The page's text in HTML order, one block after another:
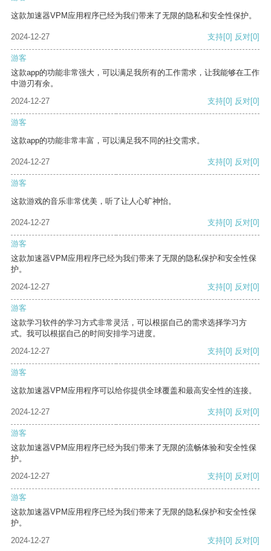
这款加速器VPM应用程序已经为我们带来了无限的隐私和安全性保护。
2024-12-27 支持[0] 反对[0]
游客
这款app的功能非常强大，可以满足我所有的工作需求，让我能够在工作
中游刃有余。
2024-12-27
支持[0] 反对[0]
游客
这款app的功能非常丰富，可以满足我不同的社交需求。
2024-12-27 支持[0] 反对[0]
游客
这款游戏的音乐非常优美，听了让人心旷神怡。
2024-12-27 支持[0] 反对[0]
游客
这款加速器VPM应用程序已经为我们带来了无限的隐私保护和安全性保
护。
2024-12-27
支持[0] 反对[0]
游客
这款学习软件的学习方式非常灵活，可以根据自己的需求选择学习方
式。我可以根据自己的时间安排学习进度。
2024-12-27
支持[0] 反对[0]
游客
这款加速器VPM应用程序可以给你提供全球覆盖和最高安全性的连接。
2024-12-27 支持[0] 反对[0]
游客
这款加速器VPM应用程序已经为我们带来了无限的流畅体验和安全性保
护。
2024-12-27
支持[0] 反对[0]
游客
这款加速器VPM应用程序已经为我们带来了无限的隐私保护和安全性保
护。
2024-12-27
支持[0] 反对[0]